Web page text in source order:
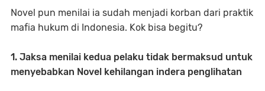
Novel pun menilai ia sudah menjadi korban dari praktik
mafia hukum di Indonesia. Kok bisa begitu?
1. Jaksa menilai kedua pelaku tidak bermaksud untuk
menyebabkan Novel kehilangan indera penglihatan